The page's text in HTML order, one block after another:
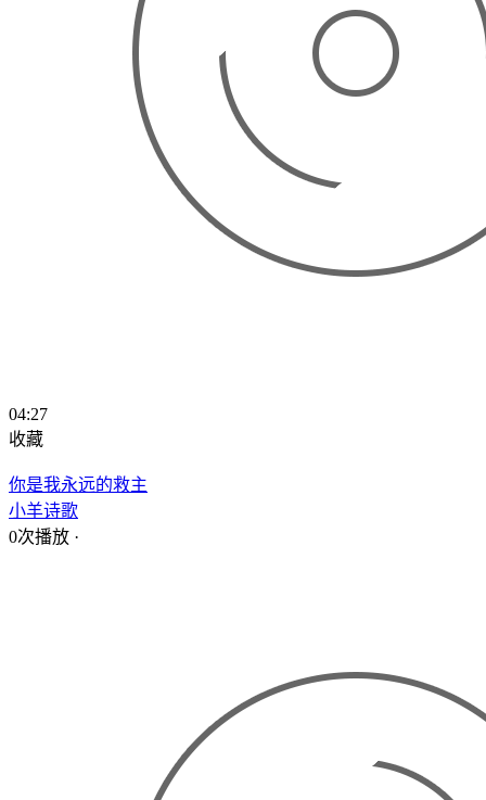
04:27
收藏
你是我永远的救主
小羊诗歌
0次播放 ·